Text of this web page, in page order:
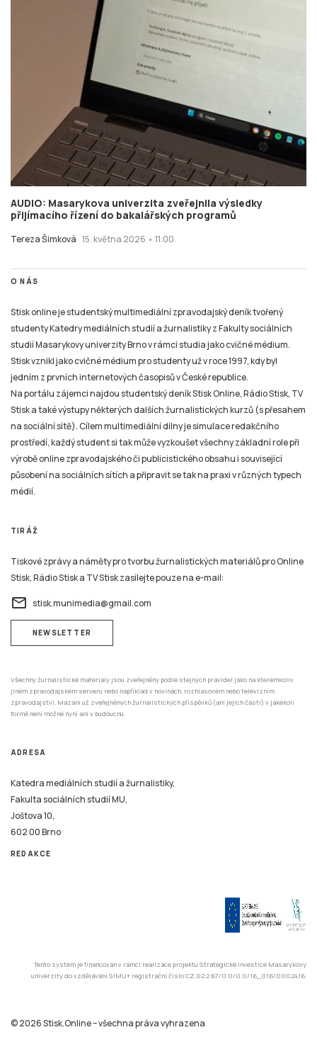
AUDIO: Masarykova univerzita zveřejnila výsledky
přijímacího řízení do bakalářských programů
Tereza Šimková 15. května 2026 • 11:00
O NÁS
Stisk online je studentský multimediální zpravodajský deník tvořený
studenty Katedry mediálních studií a žurnalistiky z Fakulty sociálních
studií Masarykovy univerzity Brno v rámci studia jako cvičné médium.
Stisk vznikl jako cvičné médium pro studenty už v roce 1997, kdy byl
jedním z prvních internetových časopisů v České republice.
Na portálu zájemci najdou studentský deník Stisk Online, Rádio Stisk, TV
Stisk a také výstupy některých dalších žurnalistických kurzů (s přesahem
na sociální sítě). Cílem multimediální dílny je simulace redakčního
prostředí, každý student si tak může vyzkoušet všechny základní role při
výrobě online zpravodajského či publicistického obsahu i související
působení na sociálních sítích a připravit se tak na praxi v různých typech
médií.
TIRÁŽ
Tiskové zprávy a náměty pro tvorbu žurnalistických materiálů pro Online
Stisk, Rádio Stisk a TV Stisk zasílejte pouze na e-mail:
email stisk.munimedia@gmail.com
NEWSLETTER
Všechny žurnalistické materiály jsou zveřejněny podle stejných pravidel jako na kterémkoliv
jiném zpravodajském serveru nebo například v novinách, rozhlasovém nebo televizním
zpravodajství. Mazání už zveřejněných žurnalistických příspěvků (ani jejich částí) v jakékoli
formě není možné nyní ani v budoucnu.
ADRESA
Katedra mediálních studií a žurnalistiky,
Fakulta sociálních studií MU,
Joštova 10,
602 00 Brno
REDAKCE
Tento systém je financován v rámci realizace projektu Strategické investice Masarykovy
univerzity do vzdělávání SIMU+ registrační číslo CZ.02.2.67/0.0/0.0/16_016/0002416.
© 2026 Stisk.Online – všechna práva vyhrazena